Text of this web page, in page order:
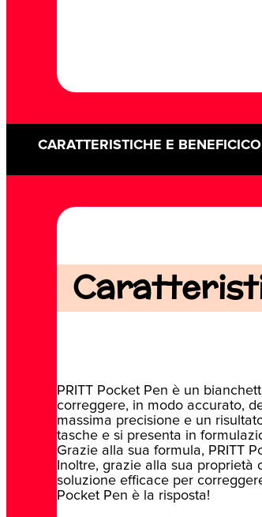
CARATTERISTICHE E BENEFICI
PRITT Pocket Pen è un
correggere, in modo accurato,
massima precisione e un
tasche e si presenta in
Grazie alla sua formula, PRITT
Inoltre, grazie alla sua
soluzione efficace per
Pocket Pen è la risposta!